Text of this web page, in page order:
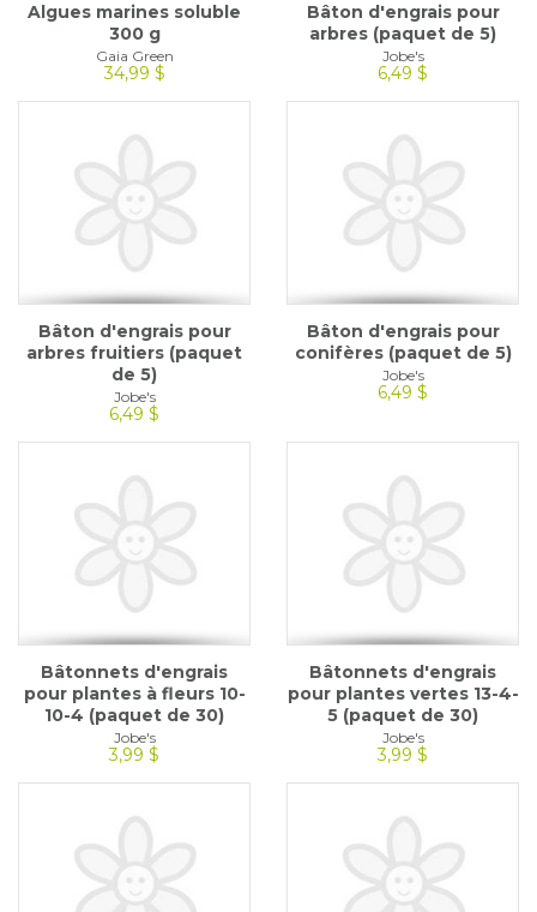
Algues marines soluble
300 g
Gaia Green
34,99 $
Bâton d'engrais pour
arbres (paquet de 5)
Jobe's
6,49 $
Bâton d'engrais pour
arbres fruitiers (paquet
de 5)
Jobe's
6,49 $
Bâton d'engrais pour
conifères (paquet de 5)
Jobe's
6,49 $
Bâtonnets d'engrais
pour plantes à fleurs 10-
10-4 (paquet de 30)
Jobe's
3,99 $
Bâtonnets d'engrais
pour plantes vertes 13-4-
5 (paquet de 30)
Jobe's
3,99 $